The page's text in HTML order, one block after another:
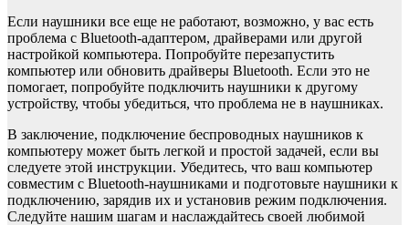
Если наушники все еще не работают, возможно, у вас есть
проблема с Bluetooth-адаптером, драйверами или другой
настройкой компьютера. Попробуйте перезапустить
компьютер или обновить драйверы Bluetooth. Если это не
помогает, попробуйте подключить наушники к другому
устройству, чтобы убедиться, что проблема не в наушниках.
В заключение, подключение беспроводных наушников к
компьютеру может быть легкой и простой задачей, если вы
следуете этой инструкции. Убедитесь, что ваш компьютер
совместим с Bluetooth-наушниками и подготовьте наушники к
подключению, зарядив их и установив режим подключения.
Следуйте нашим шагам и наслаждайтесь своей любимой